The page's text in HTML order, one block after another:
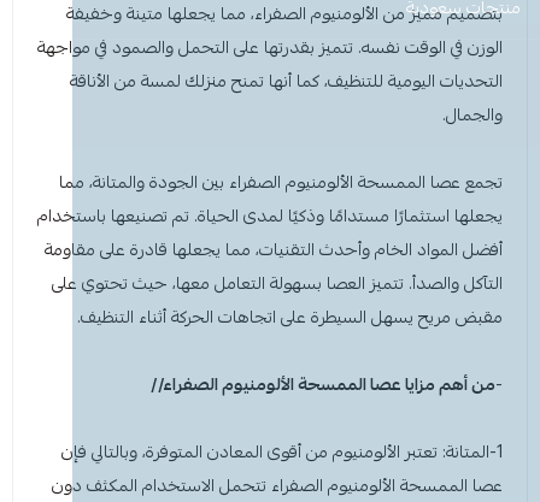
معطر جو
أخرى
قبعة الشيف
مريلة مطبخ
منشفه مايكروفايبر
قصدير ورول تغليف
سفره واكياس نفايات
ملاعق وشوك وسكاكين
الاكواب
حامل اكواب
مزاز واعود تحريك
مكنسة يد
قشاطة
ممسحه
منشفه مايكروفايبر
سلة نفايات
عربة تنظيف
عصا ممسحه
منظفات اليدين
منظفات دورة مياه
معطر ومنعم ملابس
معطر جو
مزيل بقع وملمع
مزيل دهون
منظف زجاج ومتعدد الاستخدام
مزاز واعواد تحريك
عرض الكل
قفازات
كمامات
غطاء راس
غطاء ذراع
قبعة الشيف
مريله مطبخ
ادوات عناية
عرض الكل
لوشن وكريم
شامبو
معقم
معجون اسنان
منشفه استخدام مرة واحدة
شامبو اطفال
كولونيا
بودرة اطفال
عرض الكل
شمعة تسخين الطعام
الحطب
منتجات سعودية
بتصميم مميز من الألومنيوم الصفراء، مما يجعلها متينة وخفيفة
الوزن في الوقت نفسه. تتميز بقدرتها على التحمل والصمود في مواجهة
التحديات اليومية للتنظيف، كما أنها تمنح منزلك لمسة من الأناقة
والجمال.
تجمععصا الممسحة الألومنيوم الصفراء بين الجودة والمتانة، مما
يجعلها استثمارًا مستدامًا وذكيًا لمدى الحياة. تم تصنيعها باستخدام
أفضل المواد الخام وأحدث التقنيات، مما يجعلها قادرة على مقاومة
التآكل والصدأ. تتميز العصا بسهولة التعامل معها، حيث تحتوي على
مقبض مريح يسهل السيطرة على اتجاهات الحركة أثناء التنظيف.
-من أهم مزاياعصا الممسحة الألومنيوم الصفراء//
1-المتانة: تعتبر الألومنيوم من أقوى المعادن المتوفرة، وبالتالي فإن
عصا الممسحة الألومنيوم الصفراء تتحمل الاستخدام المكثف دون